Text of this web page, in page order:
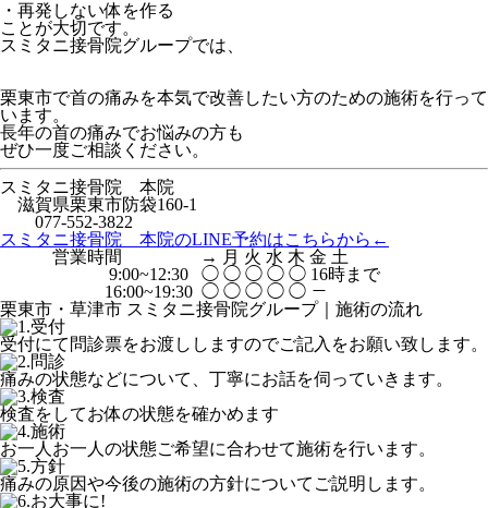
・再発しない体を作る
ことが大切です。
スミタニ接骨院グループでは、
栗東市で首の痛みを本気で改善したい方のための施術を行って
います。
長年の首の痛みでお悩みの方も
ぜひ一度ご相談ください。
スミタニ接骨院 本院
滋賀県栗東市防袋160-1
077-552-3822
スミタニ接骨院 本院のLINE予約はこちらから←
営業時間 → 月 火 水 木 金 土
9:00~12:30 ◯ ◯ ◯ ◯ ◯ 16時まで
16:00~19:30 ◯ ◯ ◯ ◯ ◯ －
栗東市・草津市 スミタニ接骨院グループ｜施術の流れ
受付にて問診票をお渡ししますのでご記入をお願い致します。
痛みの状態などについて、丁寧にお話を伺っていきます。
検査をしてお体の状態を確かめます
お一人お一人の状態ご希望に合わせて施術を行います。
痛みの原因や今後の施術の方針についてご説明します。